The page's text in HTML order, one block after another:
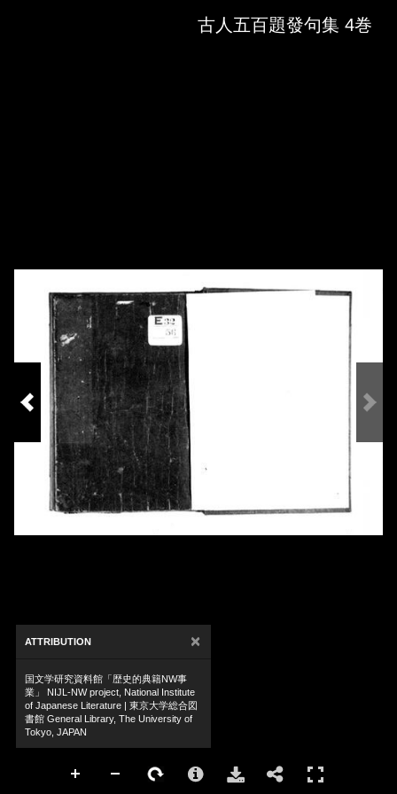
古人五百題發句集 4巻
ATTRIBUTION ×
国文学研究資料館「歴史的典籍NW事
業」 NIJL-NW project, National Institute
of Japanese Literature | 東京大学総合図
書館 General Library, The University of
Tokyo, JAPAN